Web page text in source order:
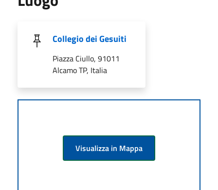
Collegio dei Gesuiti
Piazza Ciullo, 91011
Alcamo TP, Italia
Visualizza in Mappa